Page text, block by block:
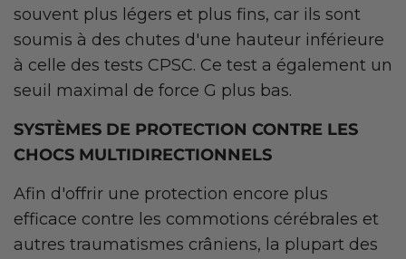
souvent plus légers et plus fins, car ils sont
soumis à des chutes d'une hauteur inférieure
à celle des tests CPSC. Ce test a également un
seuil maximal de force G plus bas.
SYSTÈMES DE PROTECTION CONTRE LES
CHOCS MULTIDIRECTIONNELS
Afin d'offrir une protection encore plus
efficace contre les commotions cérébrales et
autres traumatismes crâniens, la plupart des